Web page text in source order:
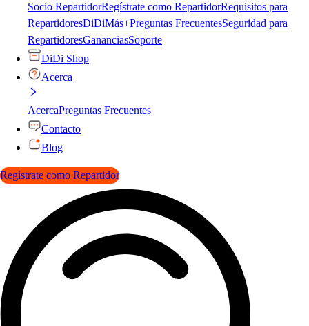
Socio RepartidorRegístrate como RepartidorRequisitos para
RepartidoresDiDiMás+Preguntas FrecuentesSeguridad para
RepartidoresGananciasSoporte
DiDi Shop
Acerca
AcercaPreguntas Frecuentes
Contacto
Blog
Regístrate como Repartidor